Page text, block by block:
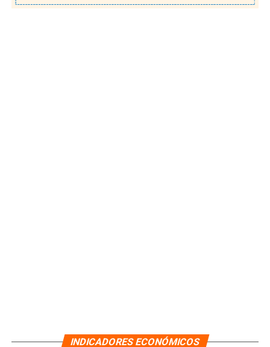
INDICADORES ECONÓMICOS